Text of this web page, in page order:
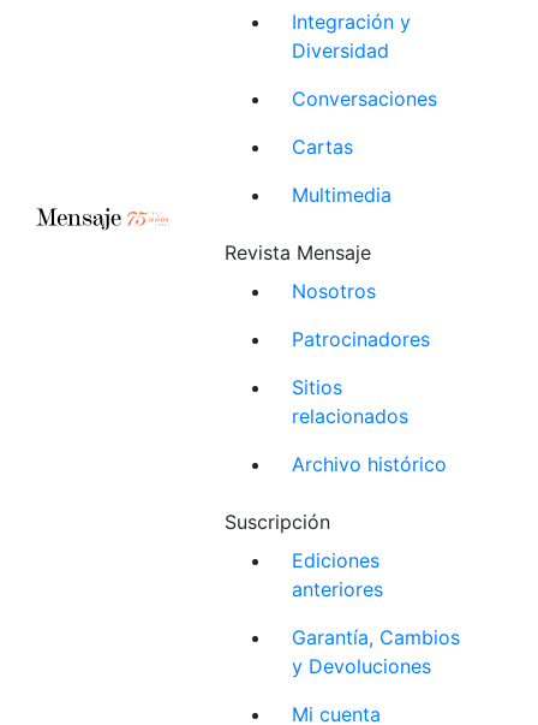
Integración y
Diversidad
Conversaciones
Cartas
Multimedia
Revista Mensaje
Nosotros
Patrocinadores
Sitios
relacionados
Archivo histórico
Suscripción
Ediciones
anteriores
Garantía, Cambios
y Devoluciones
Mi cuenta